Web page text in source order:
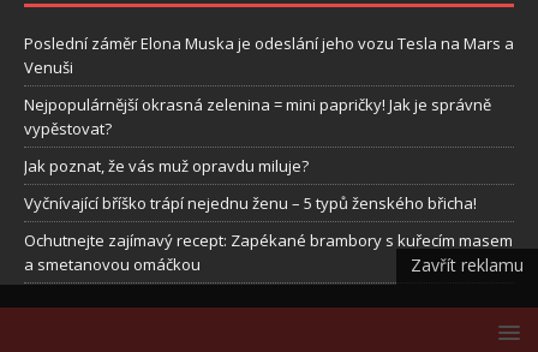
Poslední záměr Elona Muska je odeslání jeho vozu Tesla na Mars a
Venuši
Nejpopulárnější okrasná zelenina = mini papričky! Jak je správně
vypěstovat?
Jak poznat, že vás muž opravdu miluje?
Vyčnívající bříško trápí nejednu ženu – 5 typů ženského břicha!
Ochutnejte zajímavý recept: Zapékané brambory s kuřecím masem
a smetanovou omáčkou
Zavřít reklamu